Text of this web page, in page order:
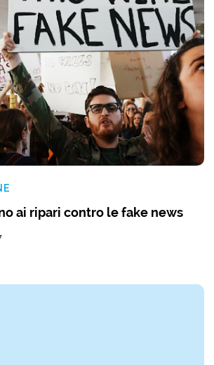
ai ripari contro le fake news